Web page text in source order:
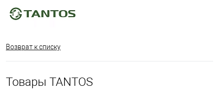
Возврат к списку
Товары TANTOS